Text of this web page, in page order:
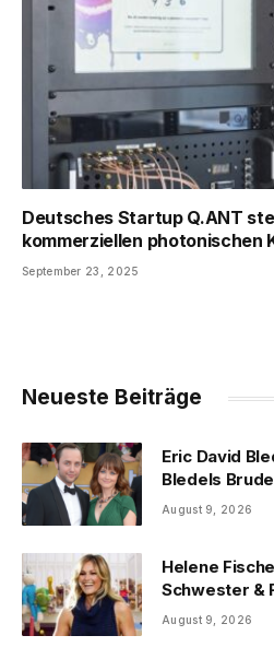
Deutsches Startup Q.ANT
kommerziellen photonischen
September 23, 2025
Neueste Beiträge
Eric David
Bledels
August 9, 2026
Helene
Schwester &
August 9, 2026